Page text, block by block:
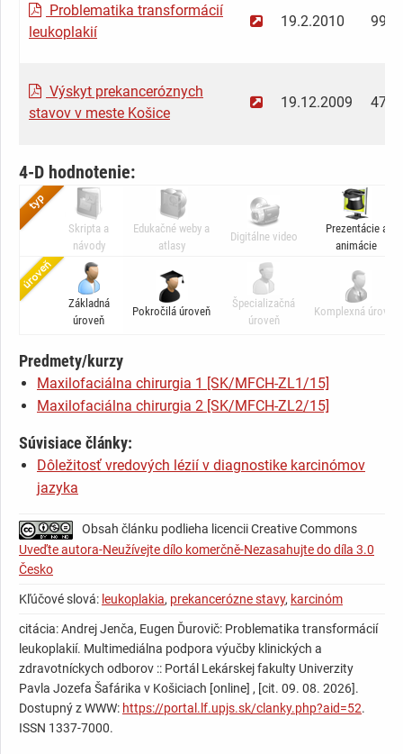
Problematika transformácií
leukoplakií
19.2.2010
Výskyt prekanceróznych
stavov v meste Košice
19.12.2009
4-D hodnotenie:
Skripta a
návody
Edukačné weby a
atlasy
Digitálne video
Prezentácie a
animácie
Základná
úroveň
Pokročilá úroveň
Špecializačná
úroveň
Komplexná úroveň
Predmety/kurzy
Maxilofaciálna chirurgia 1 [SK/MFCH-ZL1/15]
Maxilofaciálna chirurgia 2 [SK/MFCH-ZL2/15]
Súvisiace články:
Dôležitosť vredových lézií v diagnostike karcinómov
jazyka
Obsah článku podlieha licencii Creative Commons
Uveďte autora-Neužívejte dílo komerčně-Nezasahujte do díla 3.0
Česko
Kľúčové slová: leukoplakia, prekancerózne stavy, karcinóm
citácia: Andrej Jenča, Eugen Ďurovič: Problematika transformácií
leukoplakií. Multimediálna podpora výučby klinických a
zdravotníckych odborov :: Portál Lekárskej fakulty Univerzity
Pavla Jozefa Šafárika v Košiciach [online] , [cit. 09. 08. 2026].
Dostupný z WWW: https://portal.lf.upjs.sk/clanky.php?aid=52.
ISSN 1337-7000.